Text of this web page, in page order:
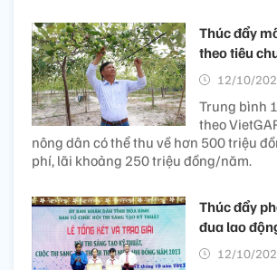
Thúc đẩy
theo tiêu
12/10/
Trung bình
theo
nông dân có thể thu về hơn 500 triệu
phí, lãi khoảng 250 triệu đồng/năm.
Thúc đẩy
đua lao
12/10/